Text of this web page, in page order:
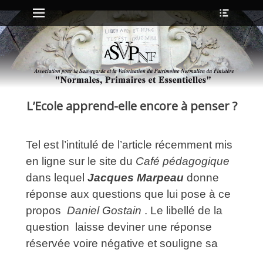
Menu principal
Aller
au
contenu
l’en-
tête
L’Ecole apprend-elle encore à penser ?
Tel est l’intitulé de l’article récemment mis
en ligne sur le site du Café pédagogique
dans lequel Jacques Marpeau donne
réponse aux questions que lui pose à ce
propos Daniel Gostain . Le libellé de la
question laisse deviner une réponse
réservée voire négative et souligne sa